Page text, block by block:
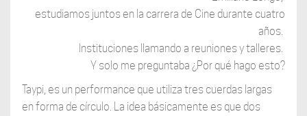
estudiamos juntos en la carrera de Cine durante cuatro
años.
Instituciones llamando a reuniones y talleres.
Y solo me preguntaba ¿Por qué hago esto?
Taypi, es un performance que utiliza tres cuerdas largas
en forma de círculo. La idea básicamente es que dos